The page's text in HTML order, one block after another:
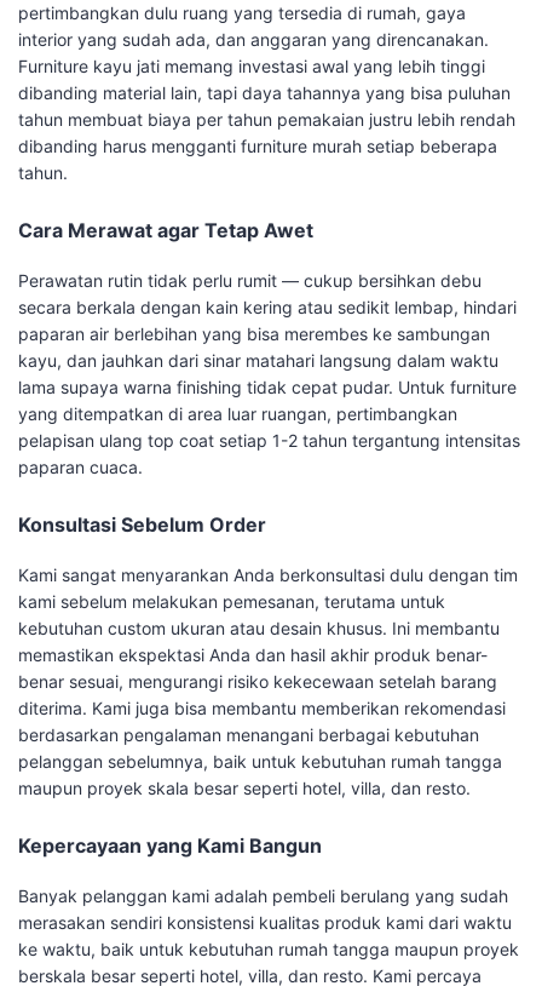
pertimbangkan dulu ruang yang tersedia di rumah, gaya
interior yang sudah ada, dan anggaran yang direncanakan.
Furniture kayu jati memang investasi awal yang lebih tinggi
dibanding material lain, tapi daya tahannya yang bisa puluhan
tahun membuat biaya per tahun pemakaian justru lebih rendah
dibanding harus mengganti furniture murah setiap beberapa
tahun.
Cara Merawat agar Tetap Awet
Perawatan rutin tidak perlu rumit — cukup bersihkan debu
secara berkala dengan kain kering atau sedikit lembap, hindari
paparan air berlebihan yang bisa merembes ke sambungan
kayu, dan jauhkan dari sinar matahari langsung dalam waktu
lama supaya warna finishing tidak cepat pudar. Untuk furniture
yang ditempatkan di area luar ruangan, pertimbangkan
pelapisan ulang top coat setiap 1-2 tahun tergantung intensitas
paparan cuaca.
Konsultasi Sebelum Order
Kami sangat menyarankan Anda berkonsultasi dulu dengan tim
kami sebelum melakukan pemesanan, terutama untuk
kebutuhan custom ukuran atau desain khusus. Ini membantu
memastikan ekspektasi Anda dan hasil akhir produk benar-
benar sesuai, mengurangi risiko kekecewaan setelah barang
diterima. Kami juga bisa membantu memberikan rekomendasi
berdasarkan pengalaman menangani berbagai kebutuhan
pelanggan sebelumnya, baik untuk kebutuhan rumah tangga
maupun proyek skala besar seperti hotel, villa, dan resto.
Kepercayaan yang Kami Bangun
Banyak pelanggan kami adalah pembeli berulang yang sudah
merasakan sendiri konsistensi kualitas produk kami dari waktu
ke waktu, baik untuk kebutuhan rumah tangga maupun proyek
berskala besar seperti hotel, villa, dan resto. Kami percaya